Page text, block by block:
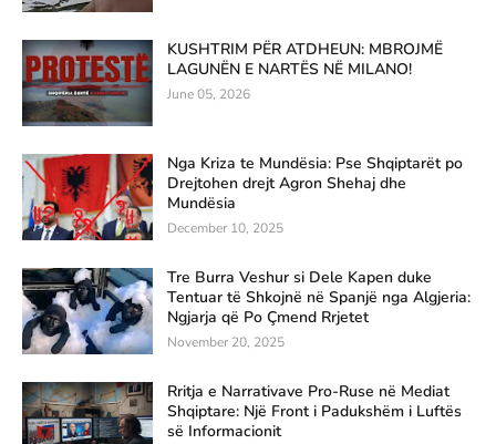
KUSHTRIM PËR ATDHEUN: MBROJMË
LAGUNËN E NARTËS NË MILANO!
June 05, 2026
Nga Kriza te Mundësia: Pse Shqiptarët po
Drejtohen drejt Agron Shehaj dhe
Mundësia
December 10, 2025
Tre Burra Veshur si Dele Kapen duke
Tentuar të Shkojnë në Spanjë nga Algjeria:
Ngjarja që Po Çmend Rrjetet
November 20, 2025
Rritja e Narrativave Pro-Ruse në Mediat
Shqiptare: Një Front i Padukshëm i Luftës
së Informacionit